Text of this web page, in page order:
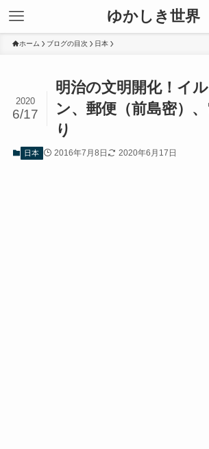
ゆかしき世界
ホーム ブログの目次 日本
明治の文明開化！イ
ン、郵便（前島密）
り
2020
6/17
日本 2016年7月8日 2020年6月17日